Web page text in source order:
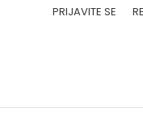
PRIJAVITE SE